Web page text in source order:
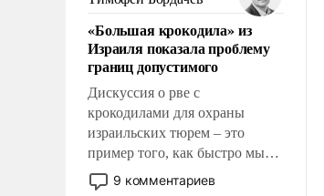
за счет российских
налогоплательщиков и где за
свои поступки не нужно
отвечать.
«Большая крокодила» из
Израиля показала проблему
границ допустимого
Дискуссия о рве с
крокодилами для охраны
израильских тюрем – это
пример того, как быстро мы
двигаемся по пути
революционных изменений.
9 комментариев